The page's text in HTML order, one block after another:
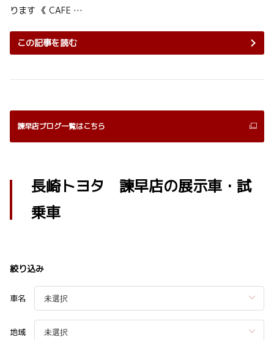
ります 《 CAFE …
この記事を読む
諫早店ブログ一覧はこちら
長崎トヨタ 諫早店の展示車・試
乗車
絞り込み
車名
地域